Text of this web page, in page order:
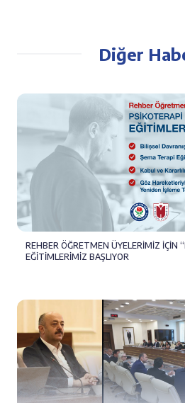
Diğer
REHBER ÖĞRETMEN ÜYELERİMİZ İÇİN
EĞİTİMLERİMİZ BAŞLIYOR